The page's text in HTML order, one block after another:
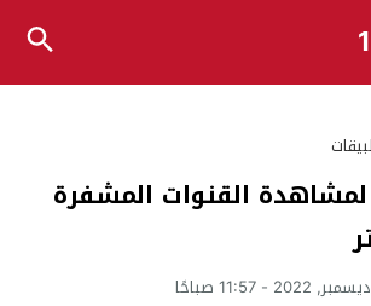
القنوات المشفرة